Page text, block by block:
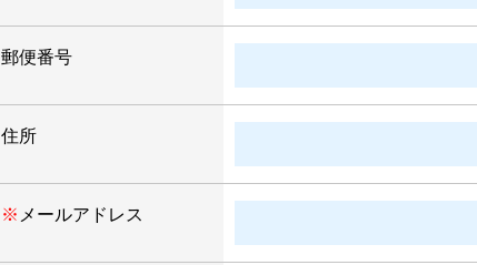
郵便番号
住所
※ メールアドレス